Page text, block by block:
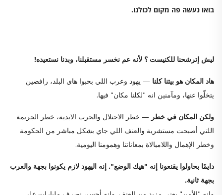
בואו נעשה פה מקום לכולנו.
ليش إترشحنا للكنيست ؟ لأنه عم نخسر مستقبلنا، وبدنا نستعيده!
هاد المكان هو بيتنا كلنا — يهود وعرب اللي بحبوا هاي البلد، رافضين
يتخلّوا عنها، ومآمنين انه "لكلنا مكان" فيها.
ولكن المكان في خطر — خطر الاحتلال والحرب الابدية، خطر الجريمة
اللتي أصبحت مستشرية والعنف اللي جاي بشكل مباشر من الحكومة
وخطر الإهمال واللامبالاة بمعاناتنا وهمومنا اليومية.
دايمًا بحاولوا يقنعونا إنه "هيك الوضع". إنه اليهود لازم يكونوا بجهة والعرب
بجهة ثانية.